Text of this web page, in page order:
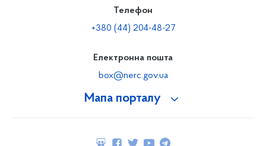
Мапа порталу
Телефон
+380 (44) 204-48-27
Електронна пошта
box@nerc.gov.ua